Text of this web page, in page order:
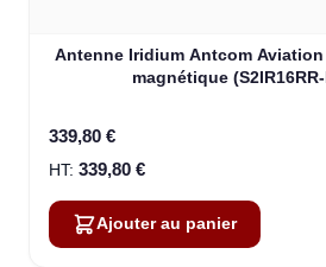
Antenne Iridium Antcom
magnétique
339,80 €
339,80 €
Ajouter au panier